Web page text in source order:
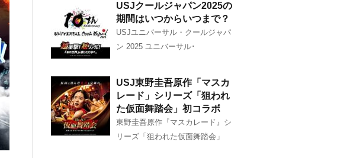
USJクールジャパン2025の
期間はいつからいつまで？
USJユニバーサル・クールジャパ
ン 2025 ユニバーサル･
USJ東野圭吾原作「マスカ
レード」シリーズ「狙われ
た仮面舞踏会」初コラボ
東野圭吾原作『マスカレード』シ
リーズ「狙われた仮面舞踏会」